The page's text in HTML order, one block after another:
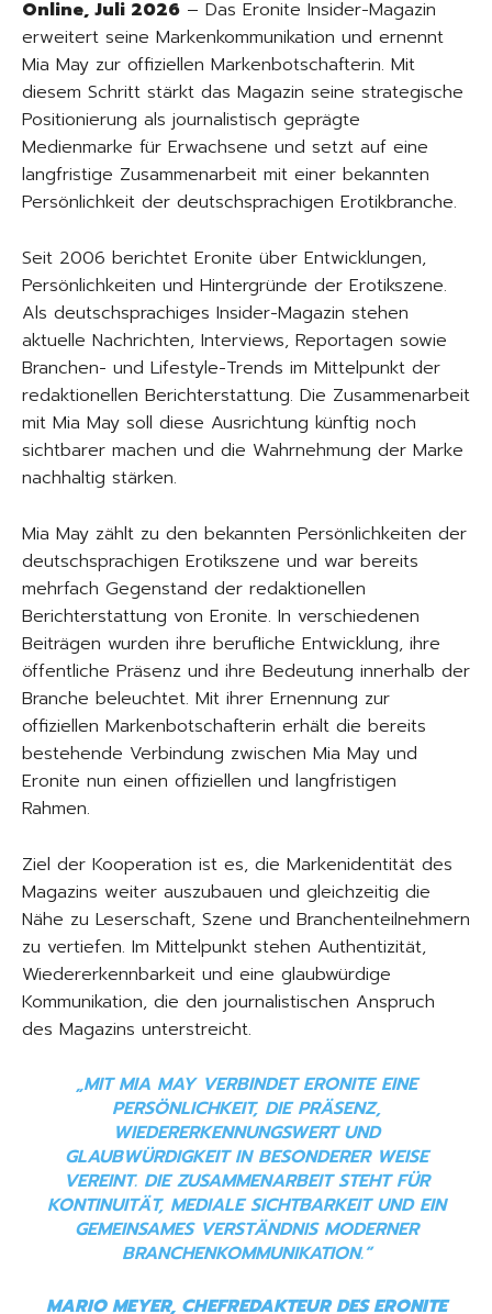
Online, Juli 2026 – Das Eronite Insider-Magazin
erweitert seine Markenkommunikation und ernennt
Mia May zur offiziellen Markenbotschafterin. Mit
diesem Schritt stärkt das Magazin seine strategische
Positionierung als journalistisch geprägte
Medienmarke für Erwachsene und setzt auf eine
langfristige Zusammenarbeit mit einer bekannten
Persönlichkeit der deutschsprachigen Erotikbranche.
Seit 2006 berichtet Eronite über Entwicklungen,
Persönlichkeiten und Hintergründe der Erotikszene.
Als deutschsprachiges Insider-Magazin stehen
aktuelle Nachrichten, Interviews, Reportagen sowie
Branchen- und Lifestyle-Trends im Mittelpunkt der
redaktionellen Berichterstattung. Die Zusammenarbeit
mit Mia May soll diese Ausrichtung künftig noch
sichtbarer machen und die Wahrnehmung der Marke
nachhaltig stärken.
Mia May zählt zu den bekannten Persönlichkeiten der
deutschsprachigen Erotikszene und war bereits
mehrfach Gegenstand der redaktionellen
Berichterstattung von Eronite. In verschiedenen
Beiträgen wurden ihre berufliche Entwicklung, ihre
öffentliche Präsenz und ihre Bedeutung innerhalb der
Branche beleuchtet. Mit ihrer Ernennung zur
offiziellen Markenbotschafterin erhält die bereits
bestehende Verbindung zwischen Mia May und
Eronite nun einen offiziellen und langfristigen
Rahmen.
Ziel der Kooperation ist es, die Markenidentität des
Magazins weiter auszubauen und gleichzeitig die
Nähe zu Leserschaft, Szene und Branchenteilnehmern
zu vertiefen. Im Mittelpunkt stehen Authentizität,
Wiedererkennbarkeit und eine glaubwürdige
Kommunikation, die den journalistischen Anspruch
des Magazins unterstreicht.
„MIT MIA MAY VERBINDET ERONITE EINE
PERSÖNLICHKEIT, DIE PRÄSENZ,
WIEDERERKENNUNGSWERT UND
GLAUBWÜRDIGKEIT IN BESONDERER WEISE
VEREINT. DIE ZUSAMMENARBEIT STEHT FÜR
KONTINUITÄT, MEDIALE SICHTBARKEIT UND EIN
GEMEINSAMES VERSTÄNDNIS MODERNER
BRANCHENKOMMUNIKATION.“
MARIO MEYER, CHEFREDAKTEUR DES ERONITE